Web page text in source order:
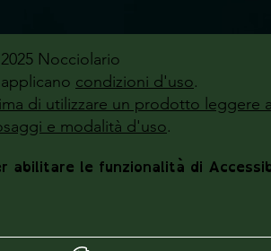
Nocciolario
condizioni d'uso.
di utilizzare un prodotto
e modalità d'uso.
abilitare le funzionalità di